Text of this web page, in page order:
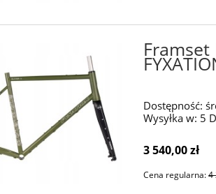
Framset
Dostępność:
Wysyłka w: 5
3 540,00 zł
Cena regularna:4